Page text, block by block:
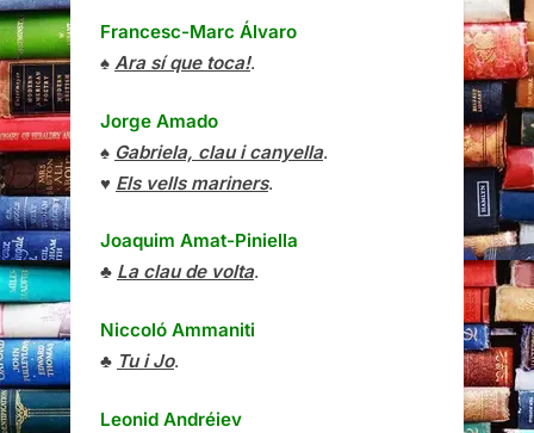
Francesc-Marc Álvaro
♠ Ara sí que toca!.
Jorge Amado
♠ Gabriela, clau i canyella.
♥ Els vells mariners.
Joaquim Amat-Piniella
♣ La clau de volta.
Niccoló Ammaniti
♣ Tu i Jo.
Leonid Andréiev